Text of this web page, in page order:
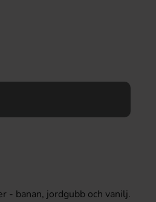
- banan, jordgubb och vanilj.